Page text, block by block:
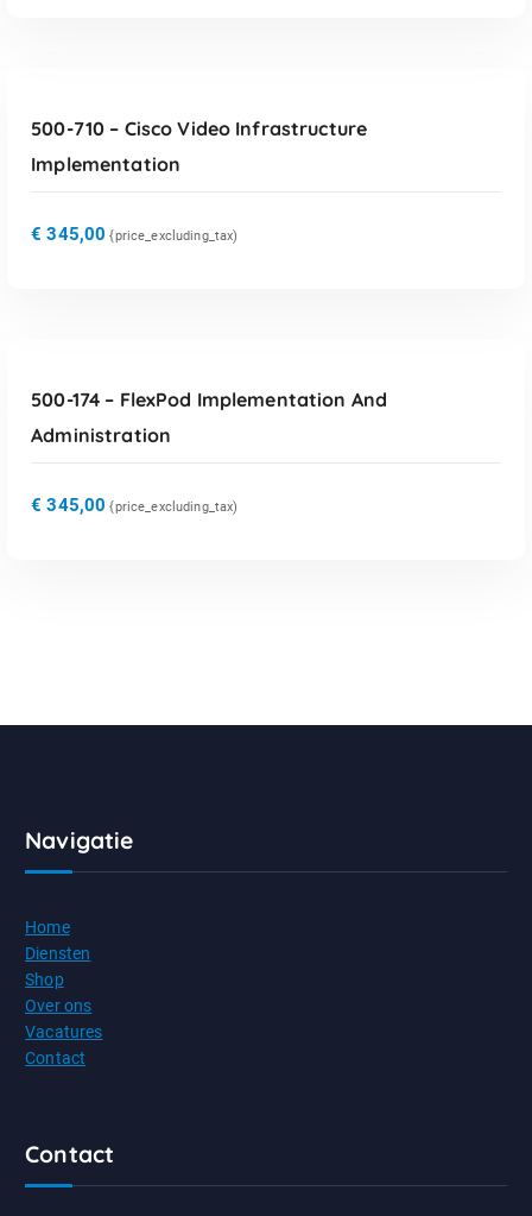
500-710 – Cisco Video Infrastructure
Implementation
€ 345,00 {price_excluding_tax)
500-174 – FlexPod Implementation And
Administration
€ 345,00 {price_excluding_tax)
Navigatie
Home
Diensten
Shop
Over ons
Vacatures
Contact
Contact